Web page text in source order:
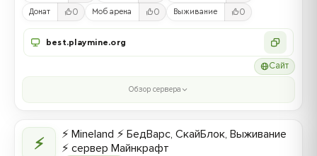
Донат 0 Моб арена 0 Выживание 0
best.playmine.org
Сайт
Обзор сервера
⚡
⚡ Mineland ⚡ БедВарс, СкайБлок, Выживание
⚡ сервер Майнкрафт